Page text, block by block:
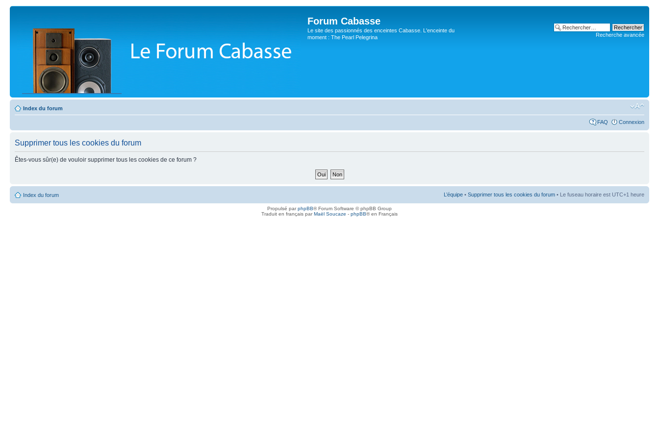
Forum Cabasse
Le site des passionnés des enceintes Cabasse. L'enceinte du
moment : The Pearl Pelegrina
Recherche avancée
Index du forum
FAQ Connexion
Supprimer tous les cookies du forum
Êtes-vous sûr(e) de vouloir supprimer tous les cookies de ce forum ?
Index du forum L’équipe • Supprimer tous les cookies du forum • Le fuseau horaire est UTC+1 heure
Propulsé parphpBB® Forum Software © phpBB Group
Traduit en français parMaël Soucaze - phpBB® en Français